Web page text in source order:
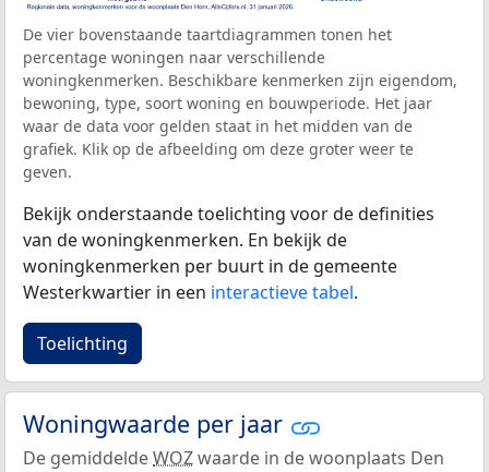
De vier bovenstaande taartdiagrammen tonen het
percentage woningen naar verschillende
woningkenmerken. Beschikbare kenmerken zijn eigendom,
bewoning, type, soort woning en bouwperiode. Het jaar
waar de data voor gelden staat in het midden van de
grafiek. Klik op de afbeelding om deze groter weer te
geven.
Bekijk onderstaande toelichting voor de definities
van de woningkenmerken. En bekijk de
woningkenmerken per buurt in de gemeente
Westerkwartier in een interactieve tabel.
Toelichting
Woningwaarde per jaar
De gemiddeldeWOZwaarde in de woonplaats Den